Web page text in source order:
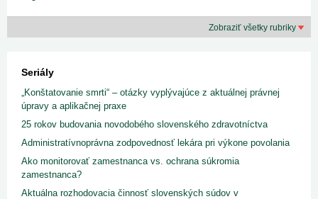
Zobraziť všetky rubriky
Seriály
„Konštatovanie smrti“ – otázky vyplývajúce z aktuálnej právnej
úpravy a aplikačnej praxe
25 rokov budovania novodobého slovenského zdravotníctva
Administratívnoprávna zodpovednosť lekára pri výkone povolania
Ako monitorovať zamestnanca vs. ochrana súkromia
zamestnanca?
Aktuálna rozhodovacia činnosť slovenských súdov v